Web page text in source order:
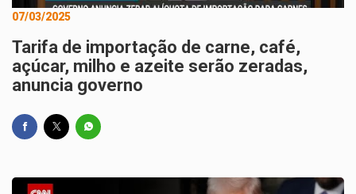
07/03/2025
Tarifa de importação de carne, café,
açúcar, milho e azeite serão zeradas,
anuncia governo